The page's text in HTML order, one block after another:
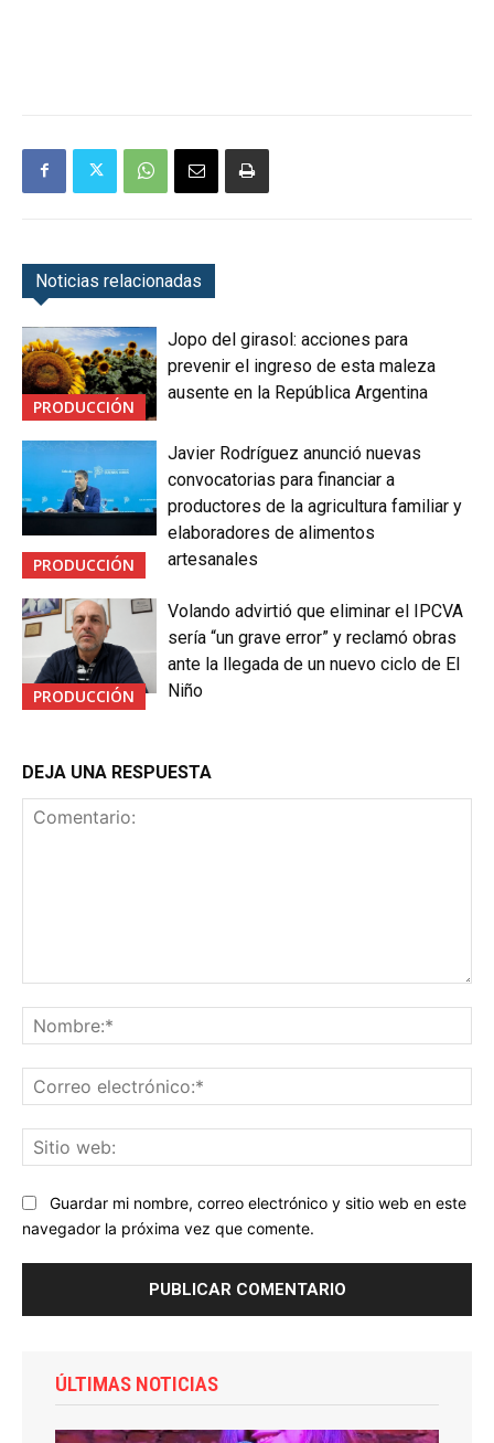
Noticias relacionadas
PRODUCCIÓN
Jopo del girasol: acciones para
prevenir el ingreso de esta maleza
ausente en la República Argentina
PRODUCCIÓN
Javier Rodríguez anunció nuevas
convocatorias para financiar a
productores de la agricultura familiar y
elaboradores de alimentos
artesanales
PRODUCCIÓN
Volando advirtió que eliminar el IPCVA
sería “un grave error” y reclamó obras
ante la llegada de un nuevo ciclo de El
Niño
DEJA UNA RESPUESTA
Guardar mi nombre, correo electrónico y sitio web en este
navegador la próxima vez que comente.
ÚLTIMAS NOTICIAS